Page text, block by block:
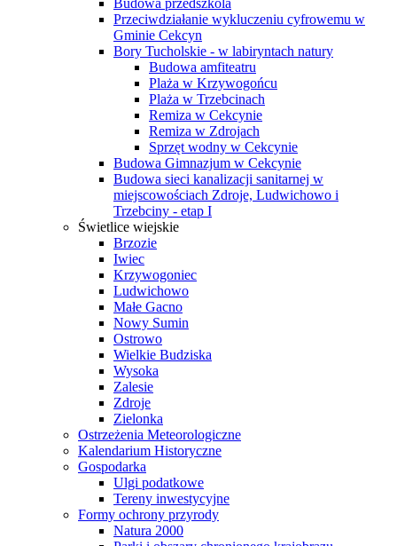
Budowa przedszkola
Przeciwdziałanie wykluczeniu cyfrowemu w
Gminie Cekcyn
Bory Tucholskie - w labiryntach natury
Budowa amfiteatru
Plaża w Krzywogońcu
Plaża w Trzebcinach
Remiza w Cekcynie
Remiza w Zdrojach
Sprzęt wodny w Cekcynie
Budowa Gimnazjum w Cekcynie
Budowa sieci kanalizacji sanitarnej w
miejscowościach Zdroje, Ludwichowo i
Trzebciny - etap I
Świetlice wiejskie
Brzozie
Iwiec
Krzywogoniec
Ludwichowo
Małe Gacno
Nowy Sumin
Ostrowo
Wielkie Budziska
Wysoka
Zalesie
Zdroje
Zielonka
Ostrzeżenia Meteorologiczne
Kalendarium Historyczne
Gospodarka
Ulgi podatkowe
Tereny inwestycyjne
Formy ochrony przyrody
Natura 2000